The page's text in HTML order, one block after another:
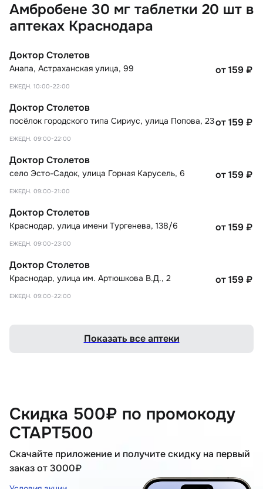
Амбробене 30 мг таблетки 20 шт в
аптеках Краснодара
Доктор Столетов
Анапа, Астраханская улица, 99
ЕЖЕДН. 10:00-22:00
от 159₽
Доктор Столетов
посёлок городского типа Сириус, улица Попова, 23
ЕЖЕДН. 09:00-22:00
от 159₽
Доктор Столетов
село Эсто-Садок, улица Горная Карусель, 6
ЕЖЕДН. 09:00-21:00
от 159₽
Доктор Столетов
Краснодар, улица имени Тургенева, 138/6
ЕЖЕДН. 09:00-23:00
от 159₽
Доктор Столетов
Краснодар, улица им. Артюшкова В.Д., 2
ЕЖЕДН. 09:00-22:00
от 159₽
Показать все аптеки
Скидка 500₽ по промокоду
СТАРТ500
Скачайте приложение и получите скидку на первый
заказ от 3000₽